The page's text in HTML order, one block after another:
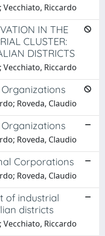
Vecchiato, Riccardo
IN THE
CLUSTER:
DISTRICTS
Vecchiato, Riccardo
Roveda, Claudio
Roveda, Claudio
Corporations
Roveda, Claudio
of industrial
districts
Vecchiato, Riccardo